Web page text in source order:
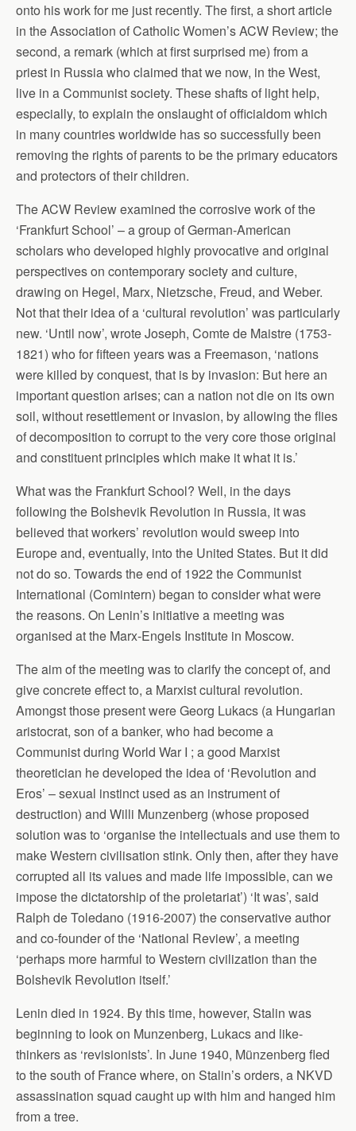
onto his work for me just recently. The first, a short article
in the Association of Catholic Women’s ACW Review; the
second, a remark (which at first surprised me) from a
priest in Russia who claimed that we now, in the West,
live in a Communist society. These shafts of light help,
especially, to explain the onslaught of officialdom which
in many countries worldwide has so successfully been
removing the rights of parents to be the primary educators
and protectors of their children.
The ACW Review examined the corrosive work of the
‘Frankfurt School’ – a group of German-American
scholars who developed highly provocative and original
perspectives on contemporary society and culture,
drawing on Hegel, Marx, Nietzsche, Freud, and Weber.
Not that their idea of a ‘cultural revolution’ was particularly
new. ‘Until now’, wrote Joseph, Comte de Maistre (1753-
1821) who for fifteen years was a Freemason, ‘nations
were killed by conquest, that is by invasion: But here an
important question arises; can a nation not die on its own
soil, without resettlement or invasion, by allowing the flies
of decomposition to corrupt to the very core those original
and constituent principles which make it what it is.’
What was the Frankfurt School? Well, in the days
following the Bolshevik Revolution in Russia, it was
believed that workers’ revolution would sweep into
Europe and, eventually, into the United States. But it did
not do so. Towards the end of 1922 the Communist
International (Comintern) began to consider what were
the reasons. On Lenin’s initiative a meeting was
organised at the Marx-Engels Institute in Moscow.
The aim of the meeting was to clarify the concept of, and
give concrete effect to, a Marxist cultural revolution.
Amongst those present were Georg Lukacs (a Hungarian
aristocrat, son of a banker, who had become a
Communist during World War I ; a good Marxist
theoretician he developed the idea of ‘Revolution and
Eros’ – sexual instinct used as an instrument of
destruction) and Willi Munzenberg (whose proposed
solution was to ‘organise the intellectuals and use them to
make Western civilisation stink. Only then, after they have
corrupted all its values and made life impossible, can we
impose the dictatorship of the proletariat’) ‘It was’, said
Ralph de Toledano (1916-2007) the conservative author
and co-founder of the ‘National Review’, a meeting
‘perhaps more harmful to Western civilization than the
Bolshevik Revolution itself.’
Lenin died in 1924. By this time, however, Stalin was
beginning to look on Munzenberg, Lukacs and like-
thinkers as ‘revisionists’. In June 1940, Münzenberg fled
to the south of France where, on Stalin’s orders, a NKVD
assassination squad caught up with him and hanged him
from a tree.